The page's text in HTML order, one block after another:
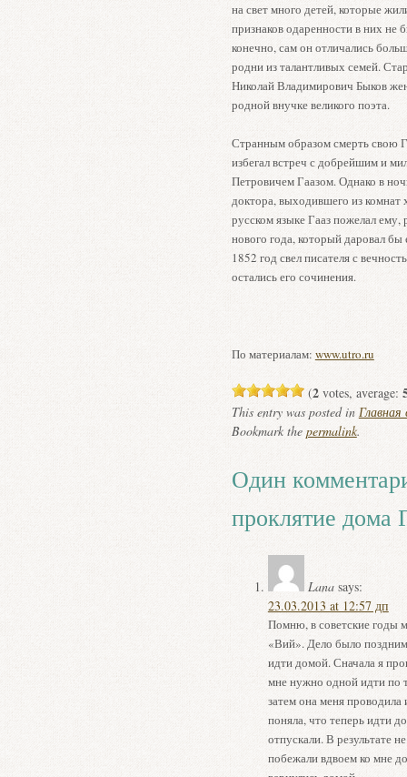
на свет много детей, которые
признаков одаренности в них не
конечно, сам он отличались
родни из талантливых семей.
Николай Владимирович Быков
родной внучке великого поэта.
Странным образом смерть свою
избегал встреч с добрейшим и
Петровичем Гаазом. Однако в
доктора, выходившего из комнат
русском языке Гааз пожелал ему,
нового года, который даровал
1852 год свел писателя с
остались его сочинения.
По материалам: www.utro.ru
(2votes, average:
This entry was posted in
Bookmark the permalink.
Один
проклятие дома
Lana says:
23.03.2013 at 12:57 дп
Помню, в советские годы
«Вий». Дело было
идти домой. Сначала я
мне нужно одной идти по
затем она меня проводила
поняла, что теперь идти
отпускали. В результате
побежали вдвоем ко мне